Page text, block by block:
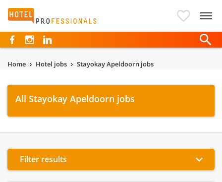
Hotelprofessionals
Home Hotel jobs Stayokay Apeldoorn jobs
All Stayokay Apeldoorn jobs
Filter results